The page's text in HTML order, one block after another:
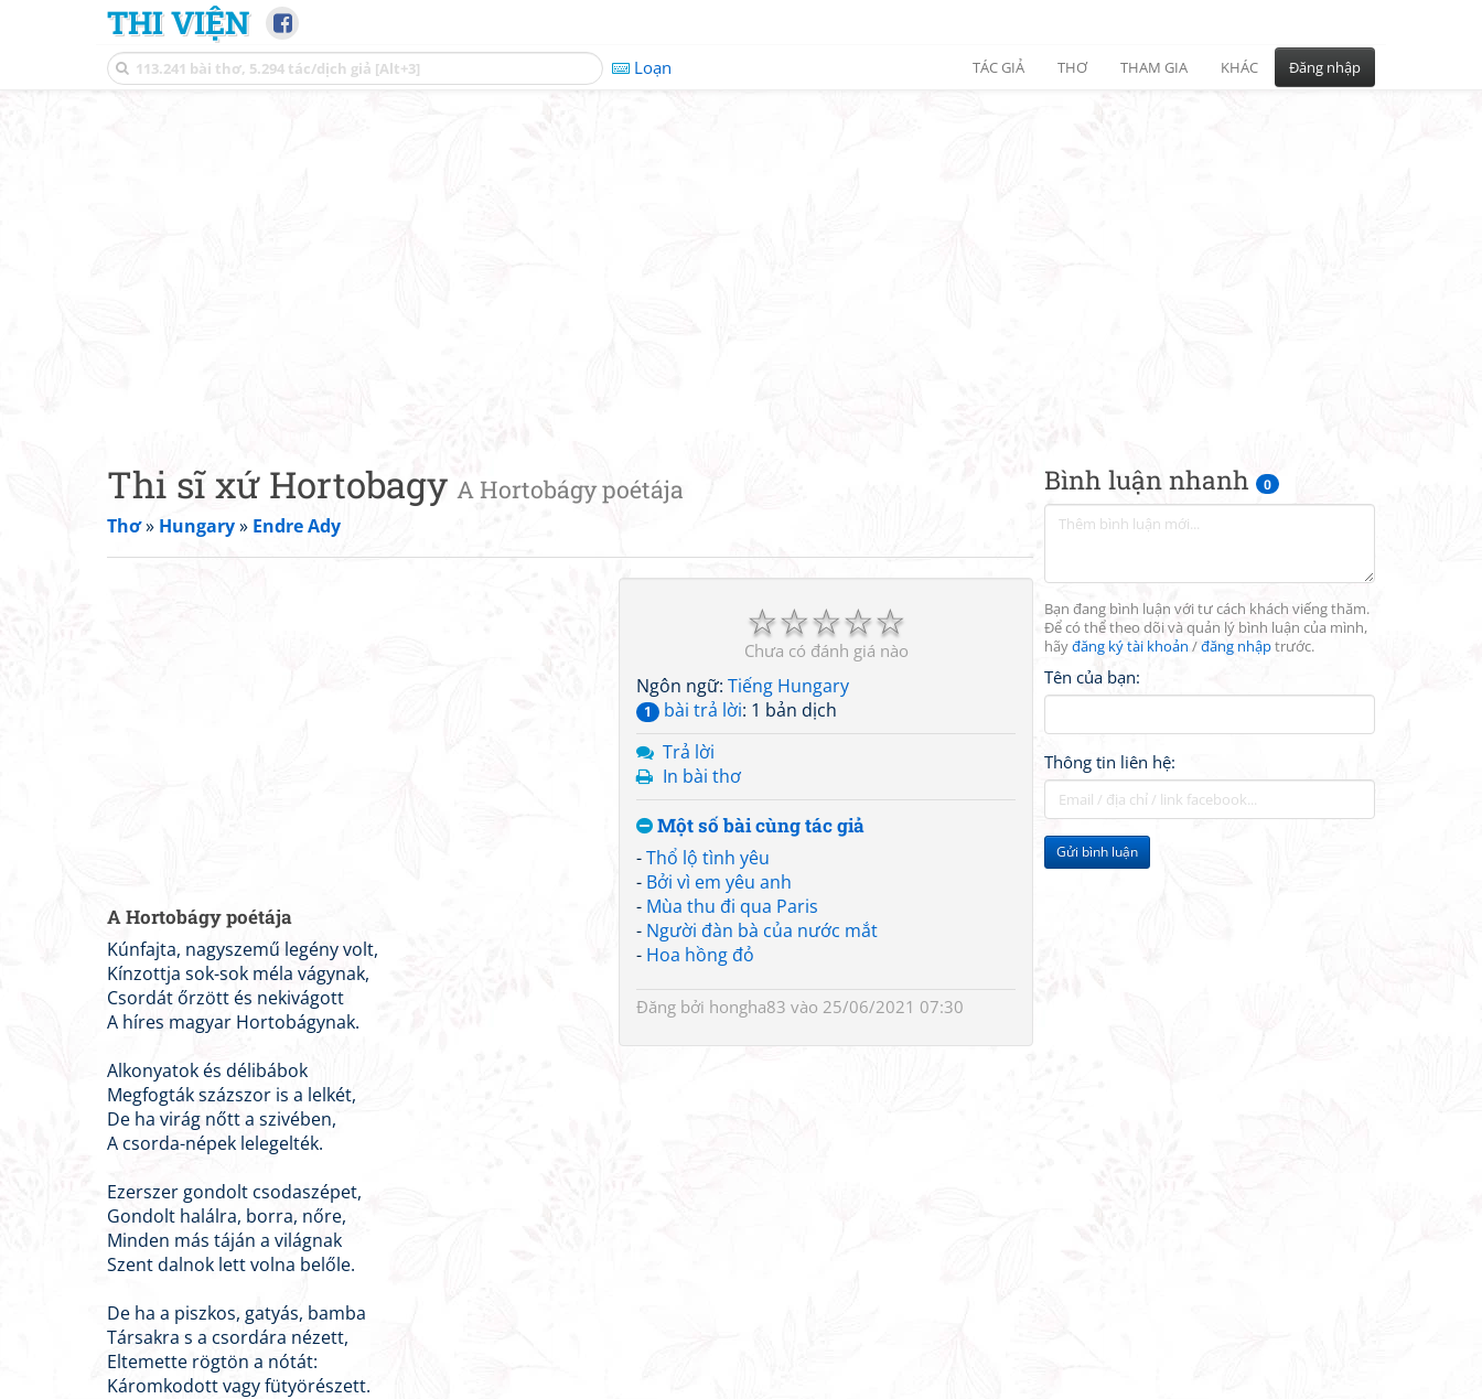
THI VIỆN
Loạn TÁC GIẢ THƠ THAM GIA KHÁC Đăng nhập
Bình luận nhanh 0
Bạn đang bình luận với tư cách khách viếng thăm.
Để có thể theo dõi và quản lý bình luận của mình,
hãyđăng ký tài khoản /đăng nhậptrước.
Tên của bạn:
Thông tin liên hệ:
Gửi bình luận
Thi sĩ xứ Hortobagy A Hortobágy poétája
Thơ» Hungary» Endre Ady
☆
☆
☆
☆
☆
Chưa có đánh giá nào
Ngôn ngữ: Tiếng Hungary
1 bài trả lời: 1 bản dịch
Trả lời
In bài thơ
Một số bài cùng tác giả
-Thổ lộ tình yêu
- Bởi vì em yêu anh
- Mùa thu đi qua Paris
- Người đàn bà của nước mắt
- Hoa hồng đỏ
Đăng bởi hongha83 vào 25/06/2021 07:30
A Hortobágy poétája
Kúnfajta, nagyszemű legény volt,
Kínzottja sok-sok méla vágynak,
Csordát őrzött és nekivágott
A híres magyar Hortobágynak.
Alkonyatok és délibábok
Megfogták százszor is a lelkét,
De ha virág nőtt a szivében,
A csorda-népek lelegelték.
Ezerszer gondolt csodaszépet,
Gondolt halálra, borra, nőre,
Minden más táján a világnak
Szent dalnok lett volna belőle.
De ha a piszkos, gatyás, bamba
Társakra s a csordára nézett,
Eltemette rögtön a nótát:
Káromkodott vagy fütyörészett.